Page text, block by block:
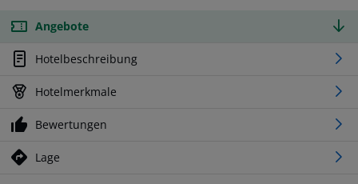
Angebote
Hotelbeschreibung
Hotelmerkmale
Bewertungen
Lage